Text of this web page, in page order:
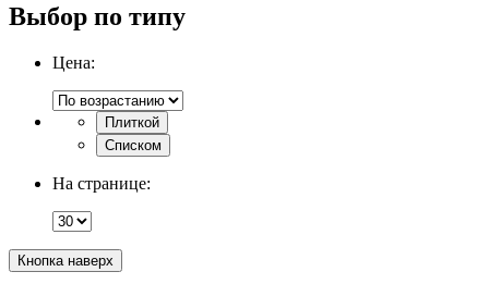
Выбор по типу
Цена:
Плиткой
Списком
На странице:
Кнопка наверх